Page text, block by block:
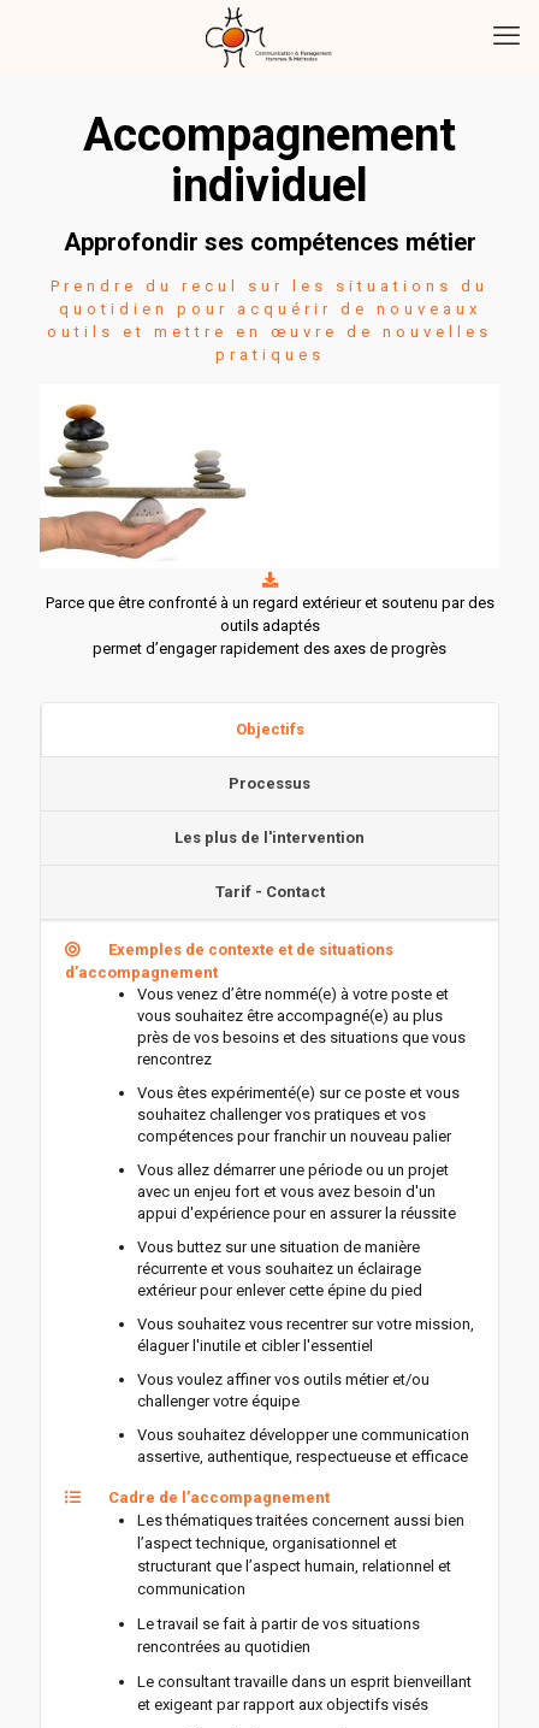
Accompagnement
individuel
Approfondir ses compétences métier
Prendre du recul sur les situations du
quotidien pour acquérir de nouveaux
outils et mettre en œuvre de nouvelles
pratiques
Parce que être confronté à un regard extérieur et soutenu par des
outils adaptés
permet d’engager rapidement des axes de progrès
Objectifs
Processus
Les plus de l'intervention
Tarif - Contact
Exemples de contexte et de situations
d’accompagnement
Vous venez d’être nommé(e) à votre poste et
vous souhaitez être accompagné(e) au plus
près de vos besoins et des situations que vous
rencontrez
Vous êtes expérimenté(e) sur ce poste et vous
souhaitez challenger vos pratiques et vos
compétences pour franchir un nouveau palier
Vous allez démarrer une période ou un projet
avec un enjeu fort et vous avez besoin d'un
appui d'expérience pour en assurer la réussite
Vous buttez sur une situation de manière
récurrente et vous souhaitez un éclairage
extérieur pour enlever cette épine du pied
Vous souhaitez vous recentrer sur votre mission,
élaguer l'inutile et cibler l'essentiel
Vous voulez affiner vos outils métier et/ou
challenger votre équipe
Vous souhaitez développer une communication
assertive, authentique, respectueuse et efficace
Cadre de l’accompagnement
Les thématiques traitées concernent aussi bien
l’aspect technique, organisationnel et
structurant que l’aspect humain, relationnel et
communication
Le travail se fait à partir de vos situations
rencontrées au quotidien
Le consultant travaille dans un esprit bienveillant
et exigeant par rapport aux objectifs visés